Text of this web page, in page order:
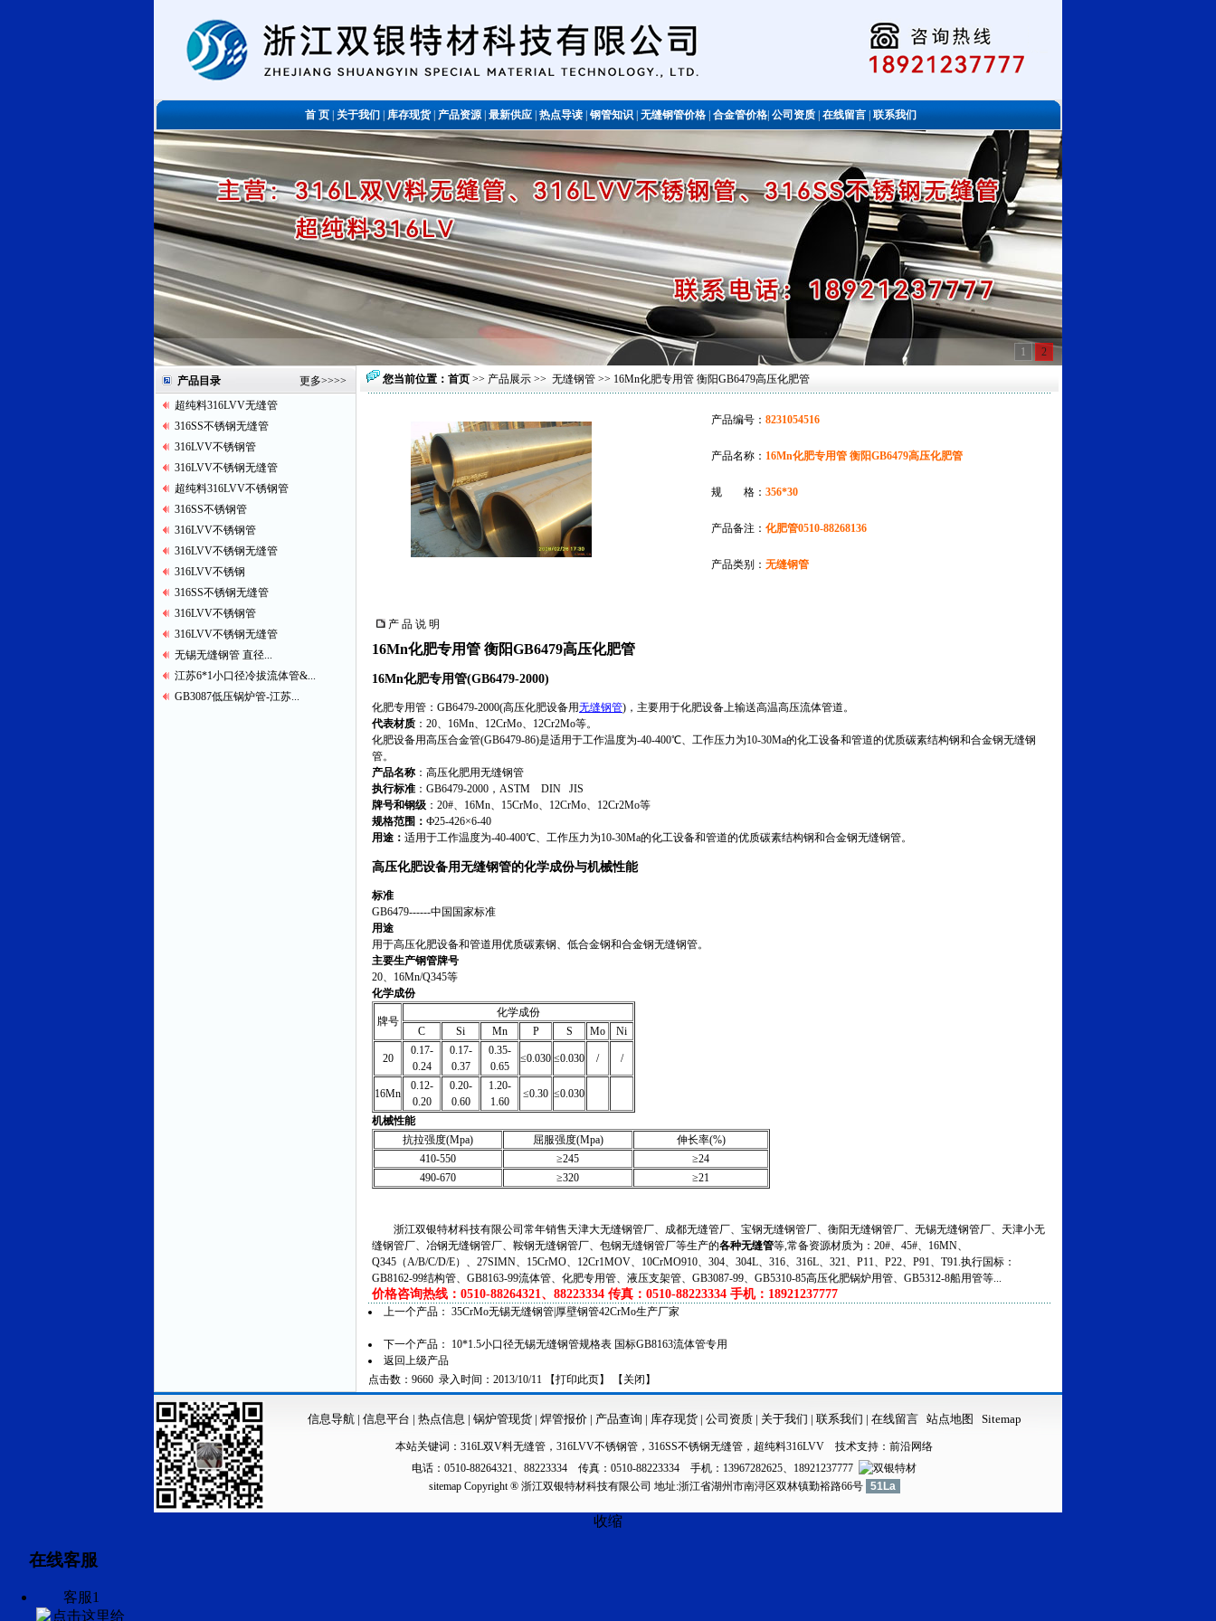
首 页关于我们库存现货|产品资源|最新供应|热点导读钢管知识无缝钢管价格合金管价格公司资质在线留言|联系我们
不锈钢管 1 2
产品目录 更多>>>>
超纯料316LVV无缝管
316SS不锈钢无缝管
316LVV不锈钢管
316LVV不锈钢无缝管
超纯料316LVV不锈钢管
316SS不锈钢管
316LVV不锈钢管
316LVV不锈钢无缝管
316LVV不锈钢
316SS不锈钢无缝管
316LVV不锈钢管
316LVV不锈钢无缝管
无锡无缝钢管 直径...
江苏6*1小口径冷拔流体管&...
GB3087低压锅炉管-江苏...
您当前位置： 首页 >> 产品展示 >> 无缝钢管 >> 16Mn化肥专用管 衡阳GB6479高压化肥管
产品编号： 8231054516
产品名称： 16Mn化肥专用管 衡阳GB6479高压化肥管
规 格： 356*30
产品备注： 化肥管0510-88268136
产品类别： 无缝钢管
产 品 说 明
16Mn化肥专用管 衡阳GB6479高压化肥管
16Mn化肥专用管(GB6479-2000)
化肥专用管：GB6479-2000(高压化肥设备用无缝钢管)，主要用于化肥设备上输送高温高压流体管道。
代表材质 ：20、16Mn、12CrMo、12Cr2Mo等。
化肥设备用高压合金管(GB6479-86)是适用于工作温度为-40-400℃、工作压力为10-30Ma的化工设备和管道的优质碳素结构钢和合金钢无缝钢
管。
产品名称 ：高压化肥用无缝钢管
执行标准 ：GB6479-2000，ASTM DIN JIS
牌号和钢级 ：20#、16Mn、15CrMo、12CrMo、12Cr2Mo等
规格范围： Ф25-426×6-40
用途： 适用于工作温度为-40-400℃、工作压力为10-30Ma的化工设备和管道的优质碳素结构钢和合金钢无缝钢管。
高压化肥设备用无缝钢管的化学成份与机械性能
标准
GB6479------中国国家标准
用途
用于高压化肥设备和管道用优质碳素钢、低合金钢和合金钢无缝钢管。
主要生产钢管牌号
20、16Mn/Q345等
化学成份
牌号
化学成份
C
Si Mn P S Mo Ni
20
0.17-
0.24
0.17-
0.37
0.35-
0.65
≤0.030 ≤0.030 / /
16Mn
0.12-
0.20
0.20-
0.60
1.20-
1.60
≤0.30 ≤0.030
机械性能
抗拉强度(Mpa)
屈服强度(Mpa)
伸长率(%)
410-550
≥245
≥24
490-670
≥320 ≥21
浙江双银特材科技有限公司常年销售天津大无缝钢管厂、成都无缝管厂、宝钢无缝钢管厂、衡阳无缝钢管厂、无锡无缝钢管厂、天津小无
缝钢管厂、冶钢无缝钢管厂、鞍钢无缝钢管厂、包钢无缝钢管厂等生产的各种无缝管等,常备资源材质为：20#、45#、16MN、
Q345（A/B/C/D/E）、27SIMN、15CrMO、12Cr1MOV、10CrMO910、304、304L、316、316L、321、P11、P22、P91、T91.执行国标：
GB8162-99结构管、GB8163-99流体管、化肥专用管、液压支架管、GB3087-99、GB5310-85高压化肥锅炉用管、GB5312-8船用管等...
价格咨询热线：0510-88264321、88223334 传真：0510-88223334 手机：18921237777
上一个产品： 35CrMo无锡无缝钢管|厚壁钢管42CrMo生产厂家
下一个产品： 10*1.5小口径无锡无缝钢管规格表 国标GB8163流体管专用
返回上级产品
点击数：9660 录入时间：2013/10/11 【打印此页】 【 关闭 】
信息导航| 信息平台 | 热点信息 | 锅炉管现货 | 焊管报价| 产品查询 | 库存现货 | 公司资质 | 关于我们 | 联系我们 | 在线留言 站点地图 Sitemap
本站关键词： 316L双V料无缝管 ， 316LVV不锈钢管 ， 316SS不锈钢无缝管 ， 超纯料316LVV 技术支持： 前沿网络
电话：0510-88264321、88223334 传真：0510-88223334 手机：13967282625、18921237777
sitemapCopyright ® 浙江双银特材科技有限公司 地址:浙江省湖州市南浔区双林镇勤裕路66号 51La
收缩
在线客服
客服1